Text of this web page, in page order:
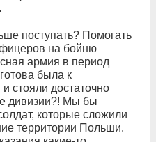
поступать? Помогать
на бойню
армия в период
была к
стояли достаточно
дивизии?! Мы бы
которые сложили
территории Польши.